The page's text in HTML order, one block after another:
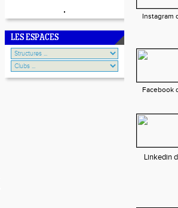
LES ESPACES
Instagram
Facebook
Linkedin